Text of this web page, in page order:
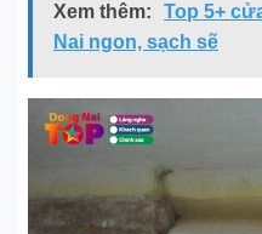
Xem thêm:
Top 5+
Nai ngon, sạch sẽ